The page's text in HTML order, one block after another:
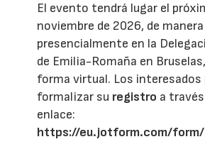
El evento tendrá lugar el
noviembre de 2026, de
presencialmente en la
de Emilia-Romaña en
forma virtual. Los interesados
formalizar su registro a
enlace:
https://eu.jotform.com/